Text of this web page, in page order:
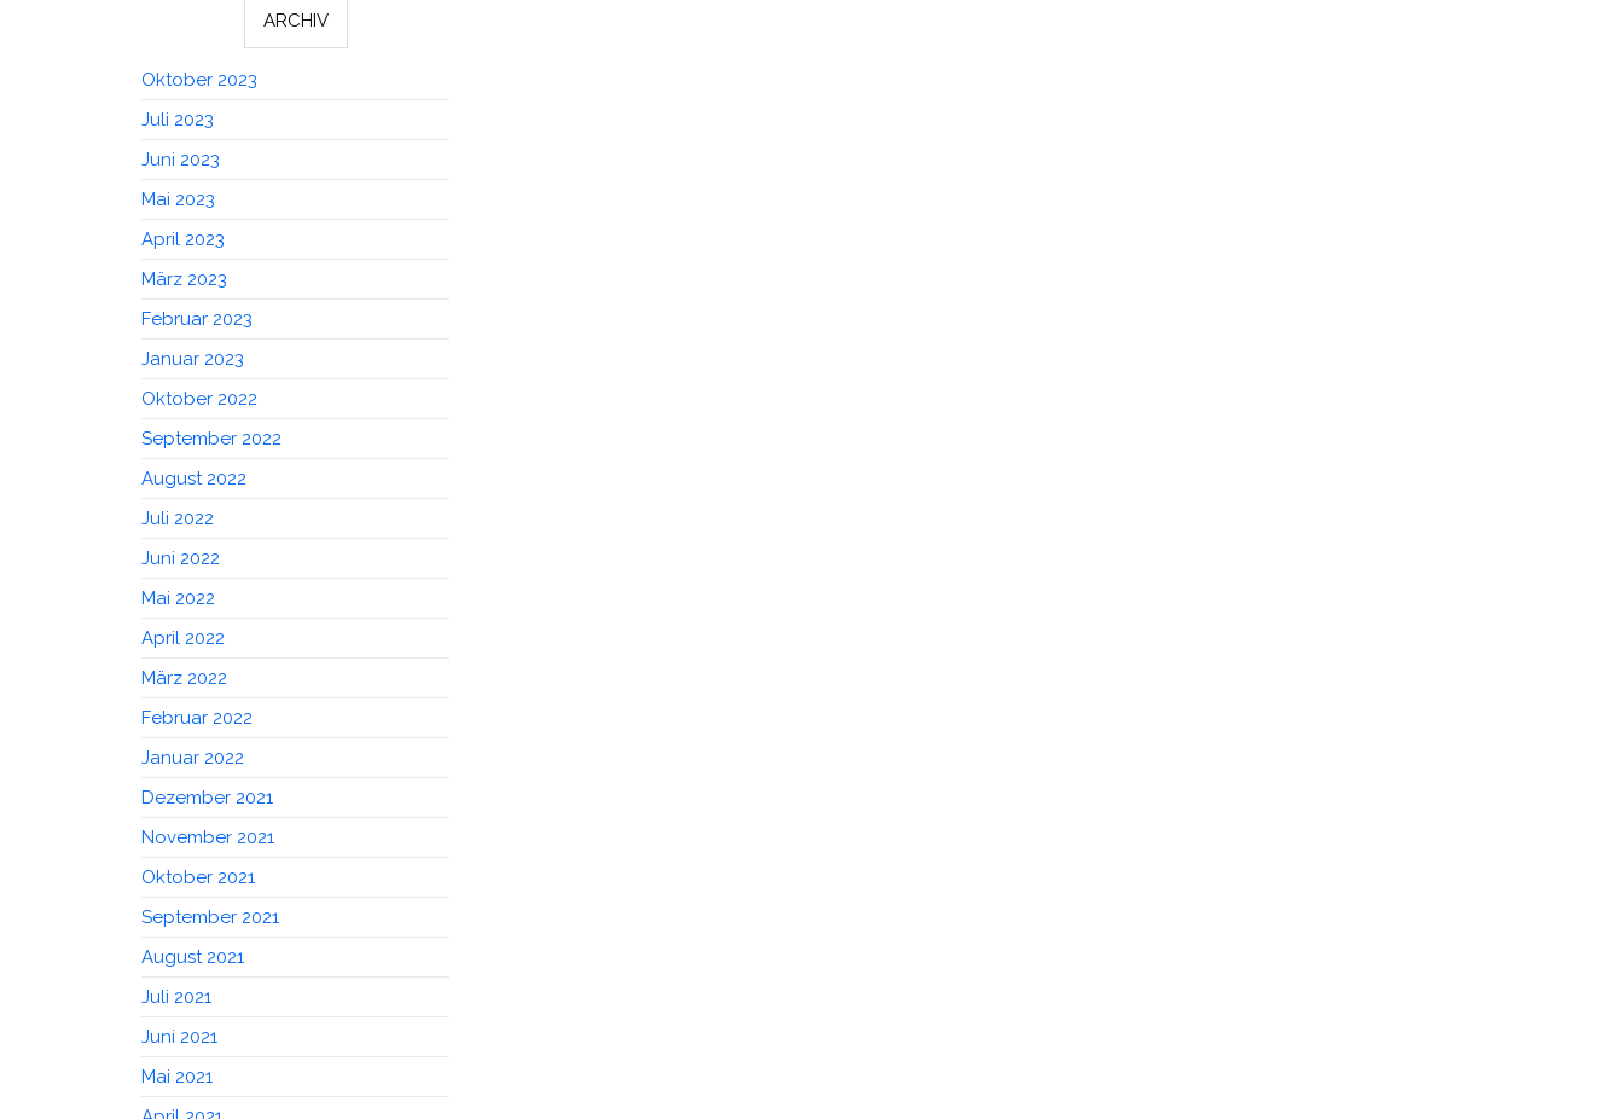
ARCHIV
Oktober 2023
Juli 2023
Juni 2023
Mai 2023
April 2023
März 2023
Februar 2023
Januar 2023
Oktober 2022
September 2022
August 2022
Juli 2022
Juni 2022
Mai 2022
April 2022
März 2022
Februar 2022
Januar 2022
Dezember 2021
November 2021
Oktober 2021
September 2021
August 2021
Juli 2021
Juni 2021
Mai 2021